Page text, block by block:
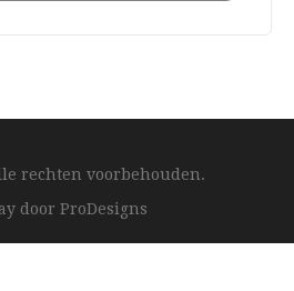
rechten voorbehouden.
door ProDesigns